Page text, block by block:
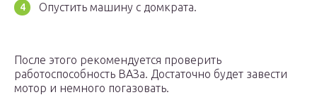
Опустить машину с домкрата.
После этого рекомендуется проверить
работоспособность ВАЗа. Достаточно будет завести
мотор и немного погазовать.